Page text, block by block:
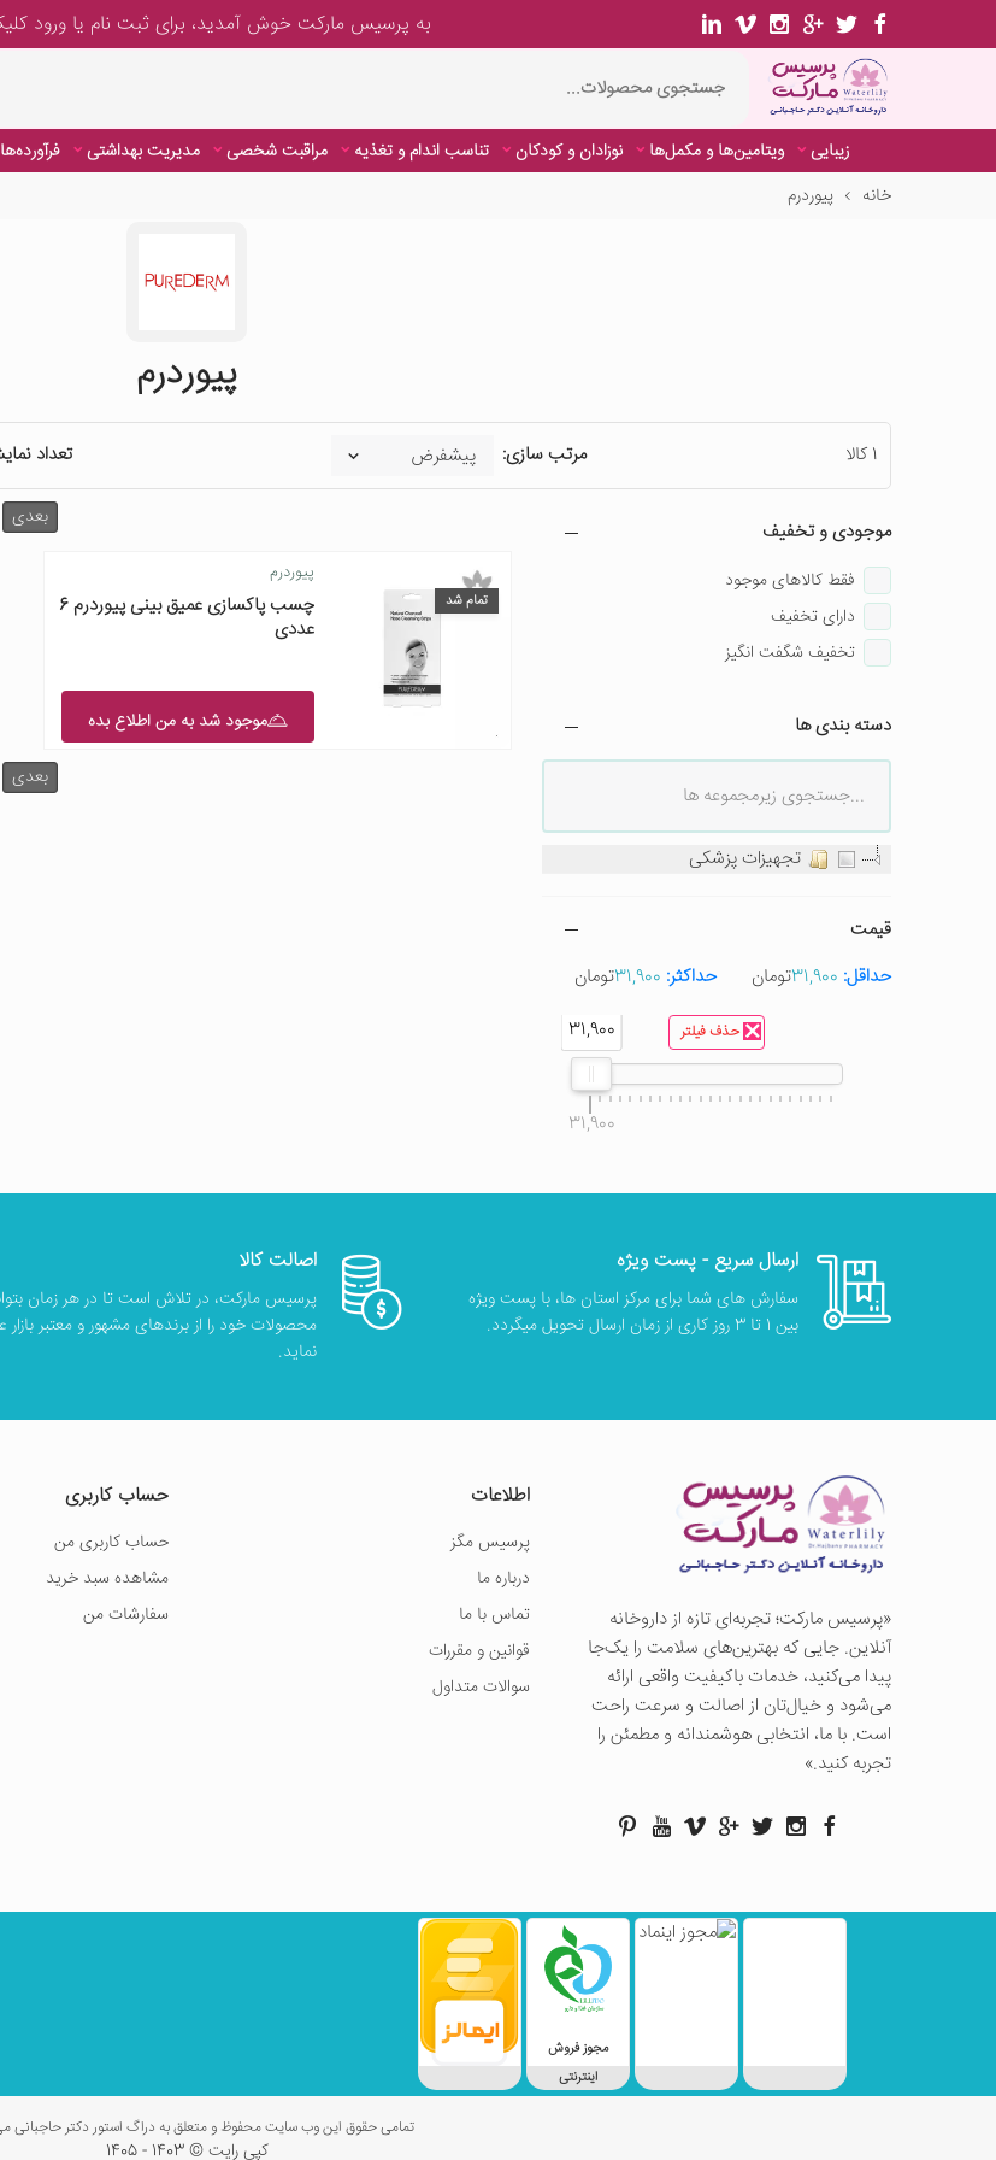
به پرسیس مارکت خوش آمدید، برایثبت نام یا ورود
زیبایی ویتامین‌ها و مکمل‌ها نوزادان و کودکان تناسب اندام و تغذیه مراقبت شخصی مدیریت بهداشتی
خانه
پیوردرم
پیوردرم
1 کالا مرتب سازی: تعداد
موجودی و تخفیف
فقط کالاهای موجود
دارای تخفیف
تخفیف شگفت انگیز
دسته بندی ها
تجهیزات پزشکی
قیمت
حداقل: 31,900تومان حداکثر: 31,900تومان
حذف فیلتر 31,900
31,900
31,900
بعدی
تمام شد
پیوردرم
چسب پاکسازی عمیق بینی پیوردرم 6
عددی
موجود شد به من اطلاع بده
بعدی
ارسال سریع - پست ویژه
سفارش های شما برای مرکز استان ها، با پست ویژه
بین 1 تا 3 روز کاری از زمان ارسال تحویل میگردد.
اصالت کالا
پرسیس مارکت، در تلاش است تا در هر زمان
محصولات خود را از برندهای مشهور و معتبر بازار
نماید.
«پرسيس ماركت؛ تجربه‌ای تازه از داروخانه
آنلاین. جایی که بهترین‌های سلامت را یک‌جا
پیدا می‌کنید، خدمات باکیفیت واقعی ارائه
می‌شود و خیال‌تان از اصالت و سرعت راحت
است. با ما، انتخابی هوشمندانه و مطمئن را
تجربه کنید.»
اطلاعات
پرسیس مگز
درباره ما
تماس با ما
قوانین و مقررات
سوالات متداول
حساب کاربری
حساب کاربری من
مشاهده سبد خرید
سفارشات من
مجوز فروش
اینترنتی
تمامی حقوق این وب سایت محفوظ و متعلق به دراگ استور دکتر حاجبانی
کپی رایت © 1403 - 1405